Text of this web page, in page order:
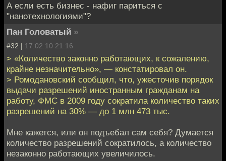
А если есть бизнес - нафиг париться с
"нанотехнологиями"?
Пан Головатый »
#32 | 17.02.10 21:16
> «Количество законно работающих, к сожалению,
крайне незначительно», — констатировал он.
> Ромодановский сообщил, что, ужесточив порядок
выдачи разрешений иностранным гражданам на
работу, ФМС в 2009 году сократила количество таких
разрешений на 30% — до 1 млн 473 тыс.
Мне кажется, или он подъебал сам себя? Думается
количество разрешений сократилось, а количество
незаконно работающих увеличилось.